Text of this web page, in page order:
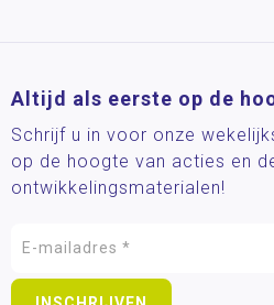
Altijd als eerste op de
Schrijf u in voor onze
op de hoogte van acties en
ontwikkelingsmaterialen!